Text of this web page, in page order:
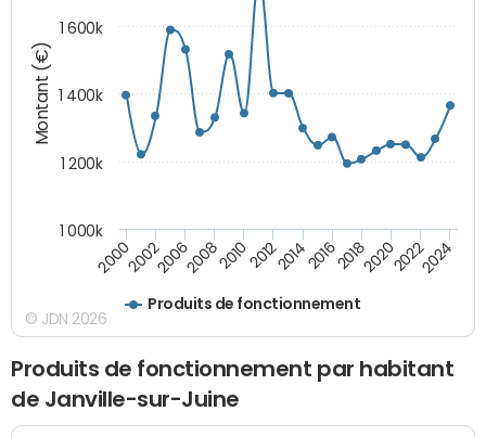
Montant (€)
Produits de fonctionnement
200020022006200820102012201420162018202020222024
1 000k
1 200k
1 400k
1 600k
© JDN 2026
Produits de fonctionnement par habitant
de Janville-sur-Juine